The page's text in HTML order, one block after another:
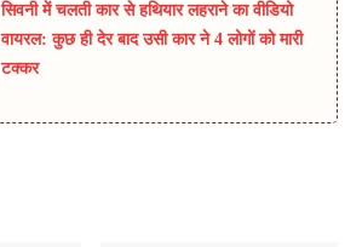
सिवनी में चलती कार से हथियार लहराने का वीडियो
वायरल: कुछ ही देर बाद उसी कार ने 4 लोगों को मारी
टक्कर